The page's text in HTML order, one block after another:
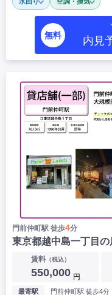
無料 内見
門前仲町駅 徒歩4分
東京都越中島一丁目の
賃料（税込）
550,000 円
最寄駅
門前仲町駅 徒歩4分